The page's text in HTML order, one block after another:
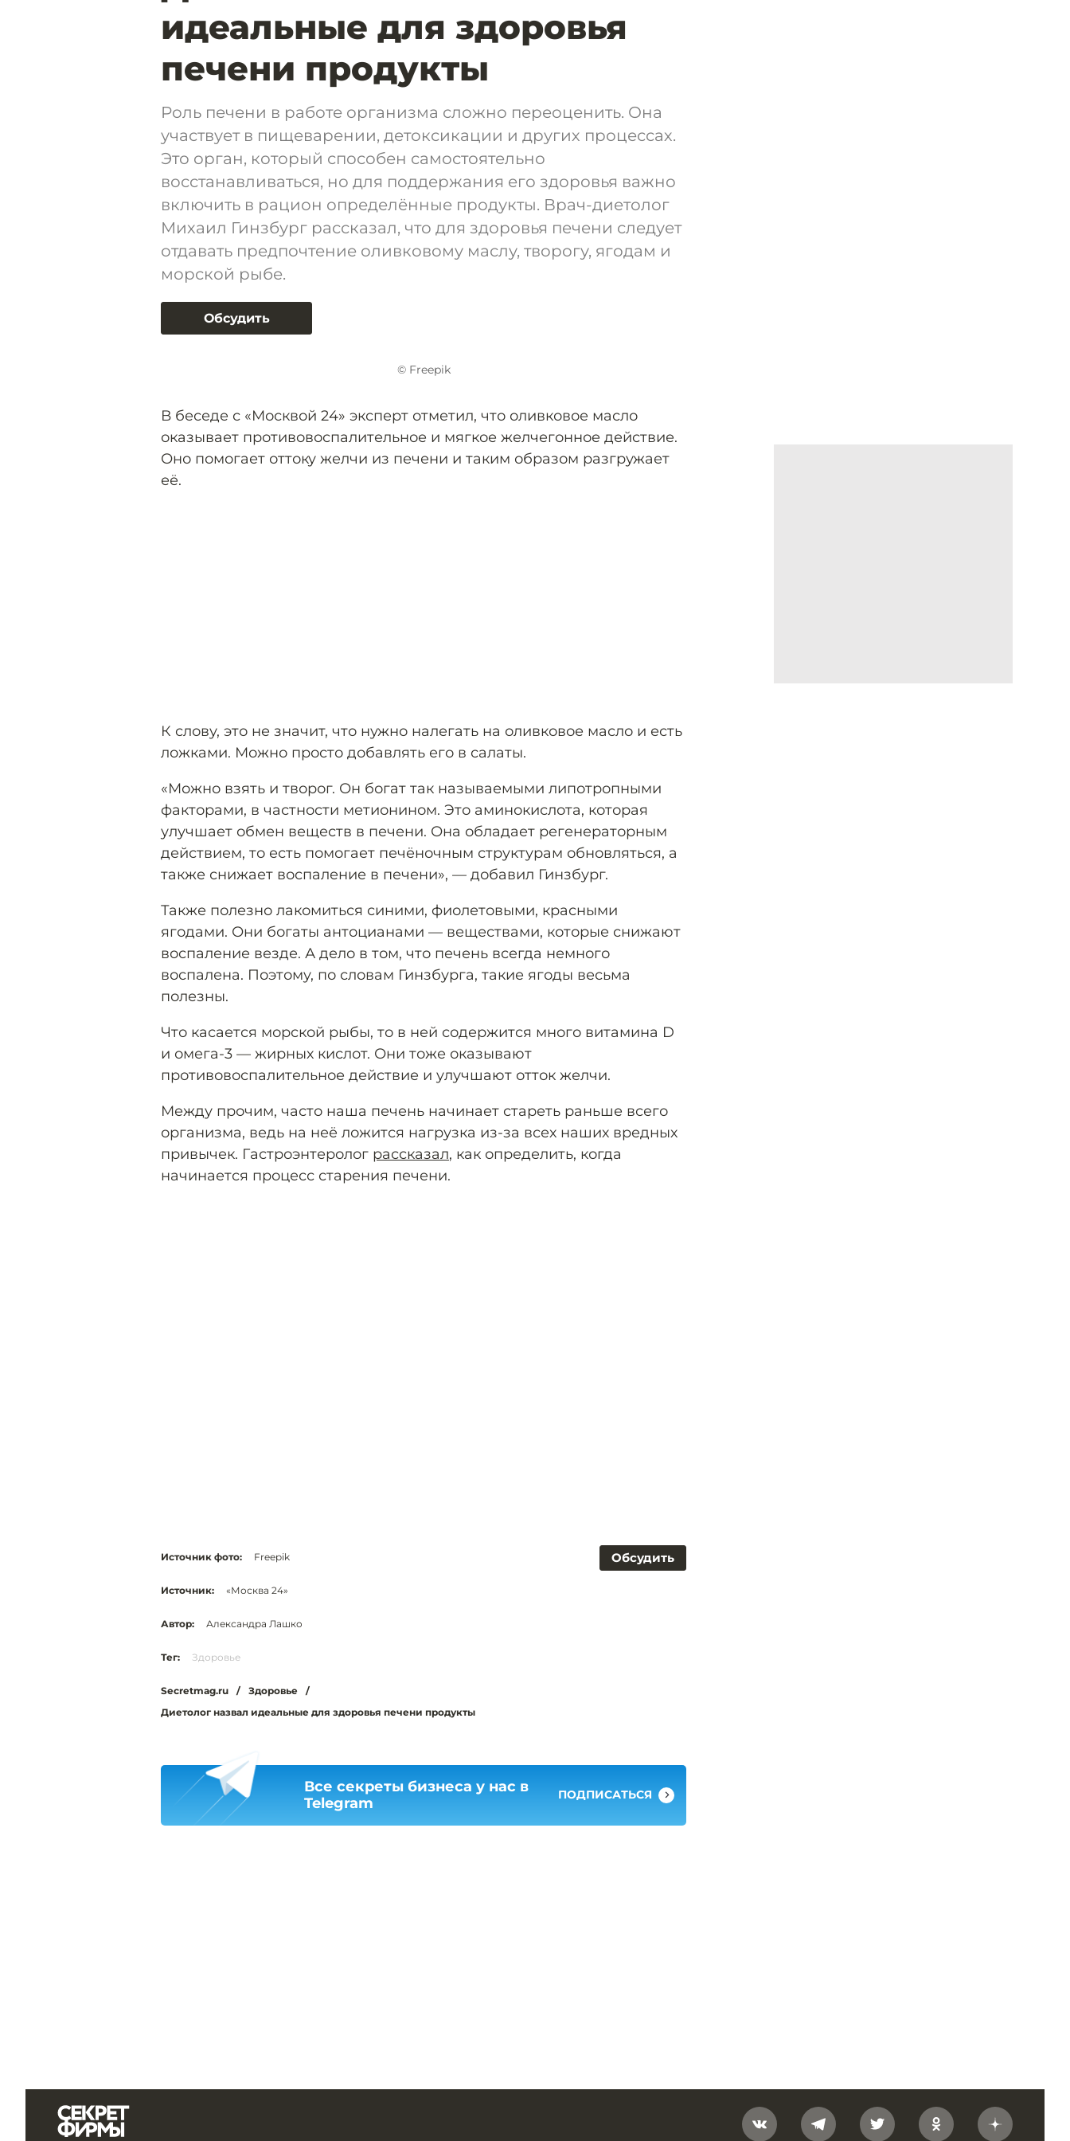
идеальные для здоровья
печени продукты
Роль печени в работе организма сложно переоценить. Она
участвует в пищеварении, детоксикации и других процессах.
Это орган, который способен самостоятельно
восстанавливаться, но для поддержания его здоровья важно
включить в рацион определённые продукты. Врач-диетолог
Михаил Гинзбург рассказал, что для здоровья печени следует
отдавать предпочтение оливковому маслу, творогу, ягодам и
морской рыбе.
Обсудить
© Freepik
В беседе с «Москвой 24» эксперт отметил, что оливковое масло
оказывает противовоспалительное и мягкое желчегонное действие.
Оно помогает оттоку желчи из печени и таким образом разгружает
её.
К слову, это не значит, что нужно налегать на оливковое масло и есть
ложками. Можно просто добавлять его в салаты.
«Можно взять и творог. Он богат так называемыми липотропными
факторами, в частности метионином. Это аминокислота, которая
улучшает обмен веществ в печени. Она обладает регенераторным
действием, то есть помогает печёночным структурам обновляться, а
также снижает воспаление в печени», — добавил Гинзбург.
Также полезно лакомиться синими, фиолетовыми, красными
ягодами. Они богаты антоцианами — веществами, которые снижают
воспаление везде. А дело в том, что печень всегда немного
воспалена. Поэтому, по словам Гинзбурга, такие ягоды весьма
полезны.
Что касается морской рыбы, то в ней содержится много витамина D
и омега-3 — жирных кислот. Они тоже оказывают
противовоспалительное действие и улучшают отток желчи.
Между прочим, часто наша печень начинает стареть раньше всего
организма, ведь на неё ложится нагрузка из-за всех наших вредных
привычек. Гастроэнтеролог рассказал, как определить, когда
начинается процесс старения печени.
Обсудить
Источник фото: Freepik
Источник: «Москва 24»
Автор: Александра Лашко
Тег: Здоровье
Secretmag.ru / Здоровье
/
Диетолог назвал идеальные для здоровья печени продукты
Все секреты бизнеса у нас в
Telegram
ПОДПИСАТЬСЯ